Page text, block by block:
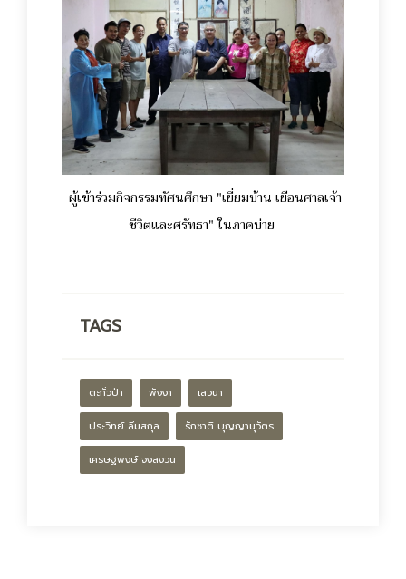
ผู้เข้าร่วมกิจกรรมทัศนศึกษา "เยี่ยมบ้าน เยือนศาลเจ้า
ชีวิตและศรัทธา" ในภาคบ่าย
TAGS
ตะกั่วป่า พังงา เสวนา
ประวิทย์ ลิ่มสกุล รักชาติ บุญญานุวัตร
เศรษฐพงษ์ จงสงวน